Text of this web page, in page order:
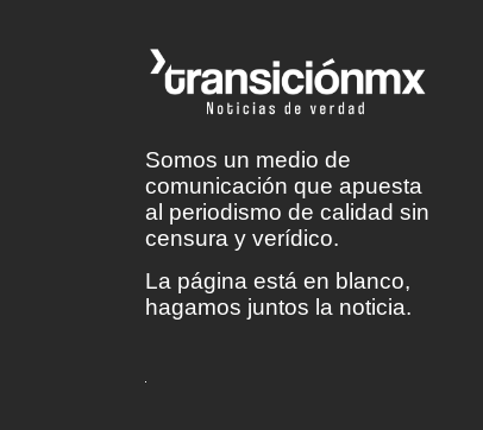
Somos un medio de
comunicación que apuesta
al periodismo de calidad sin
censura y verídico.
La página está en blanco,
hagamos juntos la noticia.